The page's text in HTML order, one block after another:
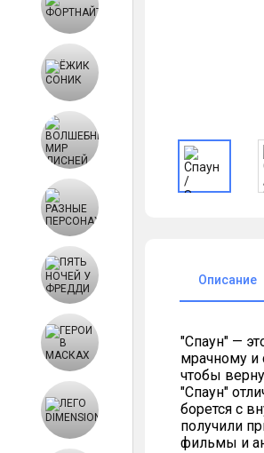
Описание
"Спаун" —
мрачному и
чтобы
"Спаун"
борется с
получили
фильмы и